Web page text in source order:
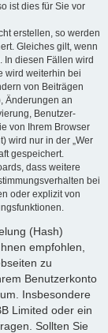
ist dies für Sie vor
erstellen, so werden
Gleiches gilt, wenn
In diesen Fällen wird
wird weiterhin bei
von Beiträgen
Änderungen an
Benutzer-
von Ihrem Browser
wird nur in der „Wer
gespeichert.
dass weitere
bei
oder explizit von
(Hash)
empfohlen,
zu
Benutzerkonto
Insbesondere
Limited oder ein
Sollten Sie